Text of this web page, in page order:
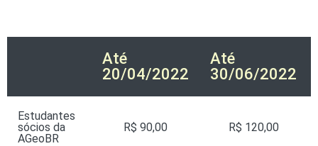
Até
20/04/2022
Até
30/06/2022
Estudantes
sócios da
AGeoBR
R$ 90,00 R$ 120,00